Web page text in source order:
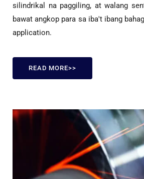
silindrikal na paggiling, at walang
bawat angkop para sa iba't ibang
application.
READ MORE>>